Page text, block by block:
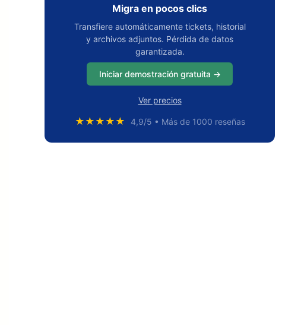
• Confluence
• Document360
• Helpjuice
• Pérdida o corrupción de datos
• Problemas de compatibilidad
Migra en pocos clics
Transfiere automáticamente tickets, historial
y archivos adjuntos. Pérdida de datos
garantizada.
Iniciar demostración gratuita →
Ver precios
★★★★★ 4,9/5 • Más de 1000 reseñas